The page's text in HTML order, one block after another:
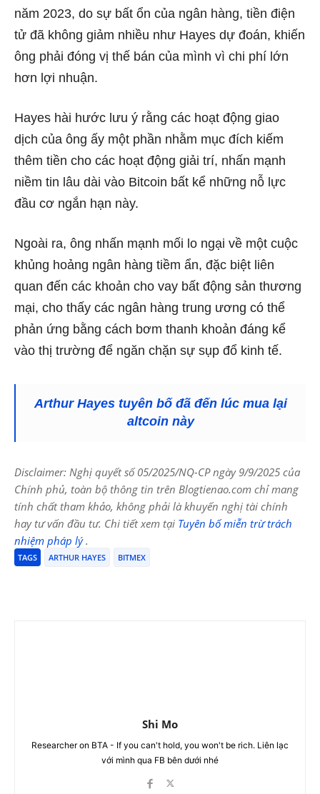
năm 2023, do sự bất ổn của ngân hàng, tiền điện
tử đã không giảm nhiều như Hayes dự đoán, khiến
ông phải đóng vị thế bán của mình vì chi phí lớn
hơn lợi nhuận.
Hayes hài hước lưu ý rằng các hoạt động giao
dịch của ông ấy một phần nhằm mục đích kiếm
thêm tiền cho các hoạt động giải trí, nhấn mạnh
niềm tin lâu dài vào Bitcoin bất kể những nỗ lực
đầu cơ ngắn hạn này.
Ngoài ra, ông nhấn mạnh mối lo ngại về một cuộc
khủng hoảng ngân hàng tiềm ẩn, đặc biệt liên
quan đến các khoản cho vay bất động sản thương
mại, cho thấy các ngân hàng trung ương có thể
phản ứng bằng cách bơm thanh khoản đáng kể
vào thị trường để ngăn chặn sự sụp đổ kinh tế.
Arthur Hayes tuyên bố đã đến lúc mua lại
altcoin này
Disclaimer: Nghị quyết số 05/2025/NQ-CP ngày 9/9/2025 của
Chính phủ, toàn bộ thông tin trên Blogtienao.com chỉ mang
tính chất tham khảo, không phải là khuyến nghị tài chính
hay tư vấn đầu tư. Chi tiết xem tại Tuyên bố miễn trừ trách
nhiệm pháp lý.
TAGS ARTHUR HAYES BITMEX
Shi Mo
Researcher on BTA - If you can't hold, you won't be rich. Liên lạc
với mình qua FB bên dưới nhé